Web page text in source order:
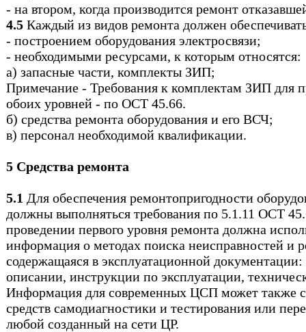
- на втором, когда производится ремонт
4.5 Каждый из видов ремонта должен
- построением оборудования электросвязи;
- необходимыми ресурсами, к которым относятся:
а) запасные части, комплекты ЗИП;
Примечание - Требования к комплектам ЗИП для
обоих уровней - по ОСТ 45.66.
б) средства ремонта оборудования и его ВСЧ;
в) персонал необходимой квалификации.
5 Средства ремонта
5.1 Для обеспечения ремонтопригодности
должны выполняться требования по 5.1.11 ОСТ
проведении первого уровня ремонта должна
информация о методах поиска неисправностей и
содержащаяся в эксплуатационной
описании, инструкции по эксплуатации,
Информация для современных ЦСП может также
средств самодиагностики и тестирования или
любой созданный на сети ЦР.